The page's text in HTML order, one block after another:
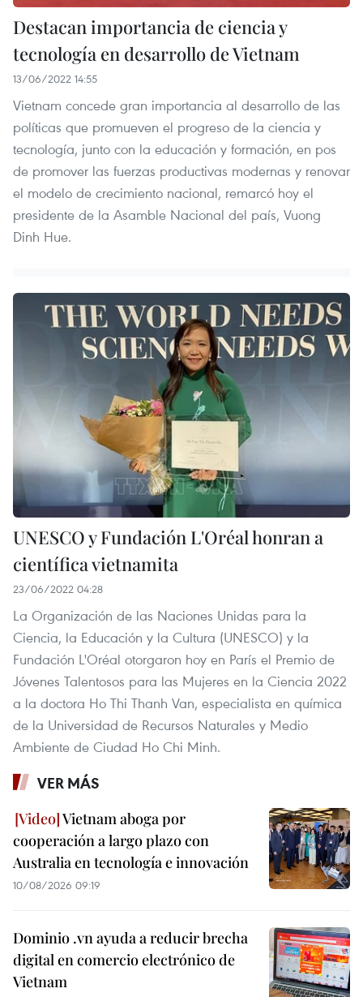
Destacan importancia de ciencia y
tecnología en desarrollo de Vietnam
13/06/2022 14:55
Vietnam concede gran importancia al desarrollo de las
políticas que promueven el progreso de la ciencia y
tecnología, junto con la educación y formación, en pos
de promover las fuerzas productivas modernas y renovar
el modelo de crecimiento nacional, remarcó hoy el
presidente de la Asamble Nacional del país, Vuong
Dinh Hue.
UNESCO y Fundación L'Oréal honran a
científica vietnamita
23/06/2022 04:28
La Organización de las Naciones Unidas para la
Ciencia, la Educación y la Cultura (UNESCO) y la
Fundación L'Oréal otorgaron hoy en París el Premio de
Jóvenes Talentosos para las Mujeres en la Ciencia 2022
a la doctora Ho Thi Thanh Van, especialista en química
de la Universidad de Recursos Naturales y Medio
Ambiente de Ciudad Ho Chi Minh.
VER MÁS
Vietnam aboga por
cooperación a largo plazo con
Australia en tecnología e innovación
10/08/2026 09:19
Dominio .vn ayuda a reducir brecha
digital en comercio electrónico de
Vietnam